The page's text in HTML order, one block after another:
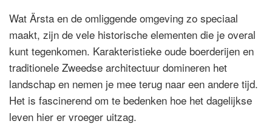
Wat Ärsta en de omliggende omgeving zo speciaal
maakt, zijn de vele historische elementen die je overal
kunt tegenkomen. Karakteristieke oude boerderijen en
traditionele Zweedse architectuur domineren het
landschap en nemen je mee terug naar een andere tijd.
Het is fascinerend om te bedenken hoe het dagelijkse
leven hier er vroeger uitzag.